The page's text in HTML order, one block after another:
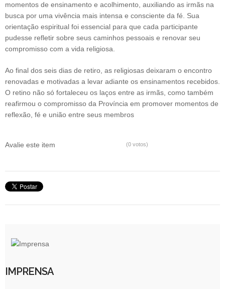
momentos de ensinamento e acolhimento, auxiliando as irmãs na
busca por uma vivência mais intensa e consciente da fé. Sua
orientação espiritual foi essencial para que cada participante
pudesse refletir sobre seus caminhos pessoais e renovar seu
compromisso com a vida religiosa.
Ao final dos seis dias de retiro, as religiosas deixaram o encontro
renovadas e motivadas a levar adiante os ensinamentos recebidos.
O retino não só fortaleceu os laços entre as irmãs, como também
reafirmou o compromisso da Província em promover momentos de
reflexão, fé e união entre seus membros
Avalie este item (0 votos)
IMPRENSA